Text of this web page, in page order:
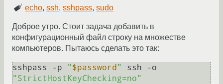
echo,ssh,sshpass,sudo
Доброе утро. Стоит задача добавить в
конфигурационный файл строку на множестве
компьютеров. Пытаюсь сделать это так:
sshpass -p "$password "
"StrictHostKeyChecking=no"